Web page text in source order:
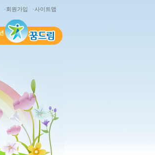
·회원가입 ·사이트맵